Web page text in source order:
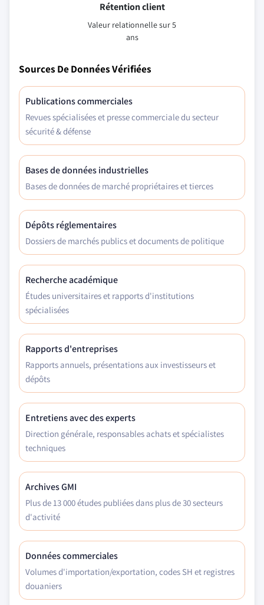
Rétention client
Valeur relationnelle sur 5
ans
Sources De Données Vérifiées
Publications commerciales
Revues spécialisées et presse commerciale du secteur
sécurité & défense
Bases de données industrielles
Bases de données de marché propriétaires et tierces
Dépôts réglementaires
Dossiers de marchés publics et documents de politique
Recherche académique
Études universitaires et rapports d'institutions
spécialisées
Rapports d'entreprises
Rapports annuels, présentations aux investisseurs et
dépôts
Entretiens avec des experts
Direction générale, responsables achats et spécialistes
techniques
Archives GMI
Plus de 13 000 études publiées dans plus de 30 secteurs
d'activité
Données commerciales
Volumes d'importation/exportation, codes SH et registres
douaniers